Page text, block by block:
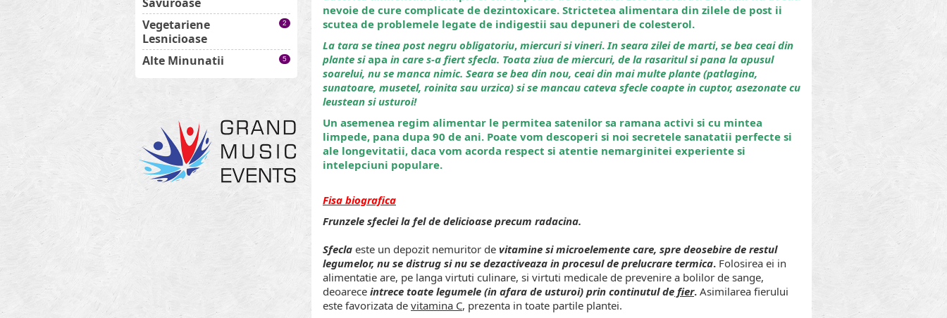
nevoie de cure complicate de dezintoxicare. Strictetea alimentara din zilele de post ii
scutea de problemele legate de indigestii sau depuneri de colesterol.
La tara se tinea post negru obligatoriu, miercuri si vineri.In seara zilei de marti, se bea ceai din
plante siapa in care s-a fiert sfecla. Toata ziua de miercuri, de la rasaritul si pana la apusul
soarelui, nu se manca nimic. Seara se bea din nou, ceai din mai multe plante (patlagina,
sunatoare, musetel, roinita sau urzica) si se mancau cateva sfecle coapte in cuptor, asezonate cu
leustean si usturoi!
Un asemenea regim alimentar le permitea satenilor sa ramana activi si cu mintea
limpede, pana dupa 90 de ani. Poate vom descoperi si noi secretele sanatatii perfecte si
ale longevitatii, daca vom acorda respect si atentie nemarginitei experiente si
intelepciuni populare.
Fisa biografica
Frunzele sfeclei la fel de delicioase precum radacina.
Sfecla este un depozit nemuritor de vitamine si microelemente care, spre deosebire de restul
legumelor, nu se distrug si nu se dezactiveaza in procesul de prelucrare termica. Folosirea ei in
alimentatie are, pe langa virtuti culinare, si virtuti medicale de prevenire a bolilor de sange,
deoarece intrece toate legumele (in afara de usturoi) prin continutul de fier. Asimilarea fierului
este favorizata de vitamina C, prezenta in toate partile plantei.
Vegetariene
Lesnicioase
2
Alte Minunatii 5